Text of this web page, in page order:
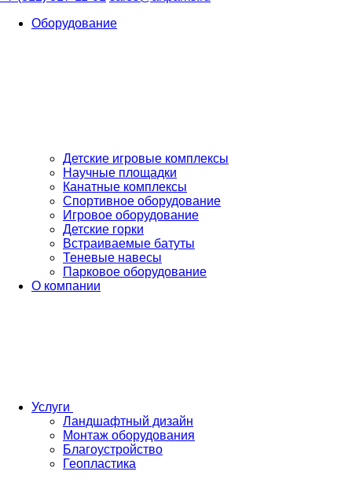
Оборудование
Детские игровые комплексы
Научные площадки
Канатные комплексы
Спортивное оборудование
Игровое оборудование
Детские горки
Встраиваемые батуты
Теневые навесы
Парковое оборудование
О компании
Услуги
Ландшафтный дизайн
Монтаж оборудования
Благоустройство
Геопластика